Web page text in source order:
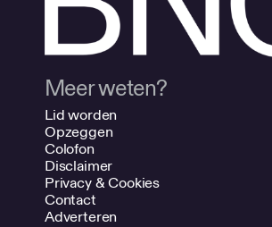
Meer weten?
Lid worden
Opzeggen
Colofon
Disclaimer
Privacy & Cookies
Contact
Adverteren